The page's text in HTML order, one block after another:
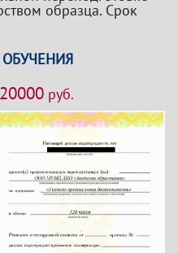
образца. Срок
руб.